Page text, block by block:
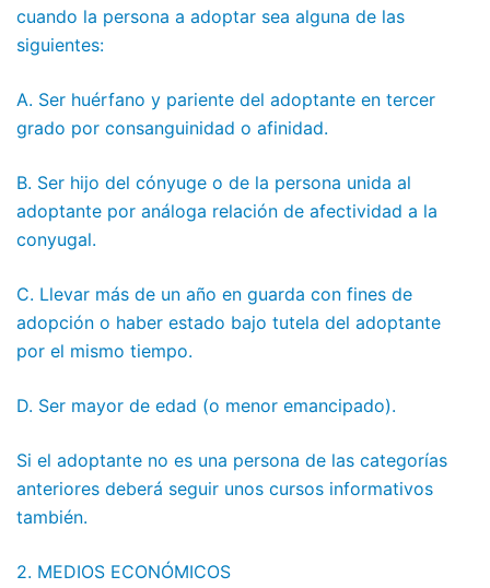
cuando la persona a adoptar sea alguna de las
siguientes:
A. Ser huérfano y pariente del adoptante en tercer
grado por consanguinidad o afinidad.
B. Ser hijo del cónyuge o de la persona unida al
adoptante por análoga relación de afectividad a la
conyugal.
C. Llevar más de un año en guarda con fines de
adopción o haber estado bajo tutela del adoptante
por el mismo tiempo.
D. Ser mayor de edad (o menor emancipado).
Si el adoptante no es una persona de las categorías
anteriores deberá seguir unos cursos informativos
también.
2. MEDIOS ECONÓMICOS